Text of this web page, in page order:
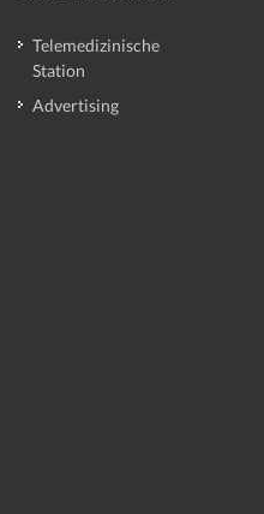
Telemedizinische
Station
Advertising